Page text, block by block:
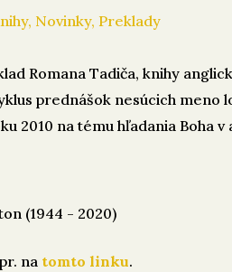
, Novinky, Preklady
Romana Tadiča, knihy
prednášok nesúcich meno
2010 na tému hľadania Boha v
(1944 - 2020)
na tomto linku.